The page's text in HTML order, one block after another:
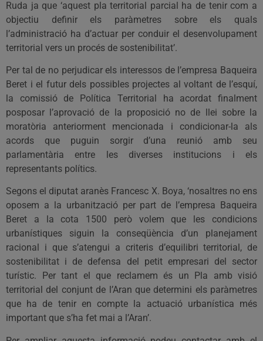
Ruda ja que ‘aquest pla territorial parcial ha de tenir com a
objectiu definir els paràmetres sobre els quals
l’administració ha d’actuar per conduir el desenvolupament
territorial vers un procés de sostenibilitat’.
Per tal de no perjudicar els interessos de l’empresa Baqueira
Beret i el futur dels possibles projectes al voltant de l’esquí,
la comissió de Política Territorial ha acordat finalment
posposar l’aprovació de la proposició no de llei sobre la
moratòria anteriorment mencionada i condicionar-la als
acords que puguin sorgir d’una reunió amb seu
parlamentària entre les diverses institucions i els
representants polítics.
Segons el diputat aranès Francesc X. Boya, ‘nosaltres no ens
oposem a la urbanització per part de l’empresa Baqueira
Beret a la cota 1500 però volem que les condicions
urbanístiques siguin la conseqüència d’un planejament
racional i que s’atengui a criteris d’equilibri territorial, de
sostenibilitat i de defensa del petit empresari del sector
turístic. Per tant el que reclamem és un Pla amb visió
territorial del conjunt de l’Aran que determini els paràmetres
que ha de tenir en compte la actuació urbanística més
important que s’ha fet mai a l’Aran’.